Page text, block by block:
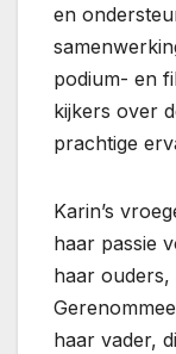
en
podium- en
kijkers over
prachtige
Karin’s
haar passie
haar
haar vader,